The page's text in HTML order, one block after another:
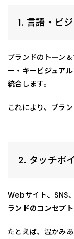
1. 言語・ビ
ブランドのトーン
ー・キービジュア
統合します。
これにより、ブラ
2. タッチポ
Webサイト、SNS
ランドのコンセプ
たとえば、温かみ